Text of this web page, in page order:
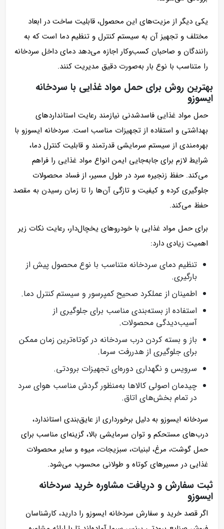
یکی دیگر از مزیت‌های این محصول، قابلیت ساخت در ابعاد
مختلف و تجهیز آن به سیستم کنترل و تنظیم دما است که به
رانندگان و صاحبان کسب‌وکار اجازه می‌دهد دمای داخل سردخانه
را متناسب با نوع بار به‌صورت دقیق مدیریت کنند.
بهترین روش برای حمل مواد غذایی با سردخانه
ایسوزو
حمل مواد غذایی فاسدشدنی نیازمند رعایت استانداردهای
بهداشتی و استفاده از تجهیزات مناسب است. سردخانه ایسوزو با
بهره‌مندی از سیستم سرمایشی قدرتمند و قابلیت کنترل دما،
شرایط لازم برای جابه‌جایی ایمن انواع مواد غذایی را فراهم
می‌کند. حفظ زنجیره سرد در طول مسیر، از فساد محصولات
جلوگیری کرده و کیفیت و تازگی آن‌ها را تا زمان رسیدن به مقصد
حفظ می‌کند.
برای حمل مواد غذایی با خودروهای یخچال‌دار، رعایت نکات زیر
اهمیت زیادی دارد:
تنظیم دمای سردخانه متناسب با نوع محصول پیش از
بارگیری.
اطمینان از عملکرد صحیح کمپرسور و سیستم کنترل دما.
استفاده از بسته‌بندی مناسب برای جلوگیری از
آسیب‌دیدگی محصولات.
باز و بسته کردن درب سردخانه در کوتاه‌ترین زمان ممکن
برای جلوگیری از هدررفت سرما.
سرویس و نگهداری دوره‌ای تجهیزات برودتی.
چیدمان اصولی کالاها به‌منظور گردش مناسب هوای سرد
در تمام بخش‌های اتاق.
سردخانه ایسوزو به دلیل برخورداری از عایق‌بندی استاندارد،
درب‌های مستحکم و توان سرمایشی بالا، گزینه‌ای مناسب برای
حمل گوشت، مرغ، لبنیات، سبزیجات، میوه و سایر محصولات
غذایی در مسیرهای کوتاه و طولانی محسوب می‌شود.
ثبت سفارش و دریافت مشاوره خرید سردخانه
ایسوزو
اگر قصد خرید و سفارش سردخانه ایسوزو را دارید، کارشناسان